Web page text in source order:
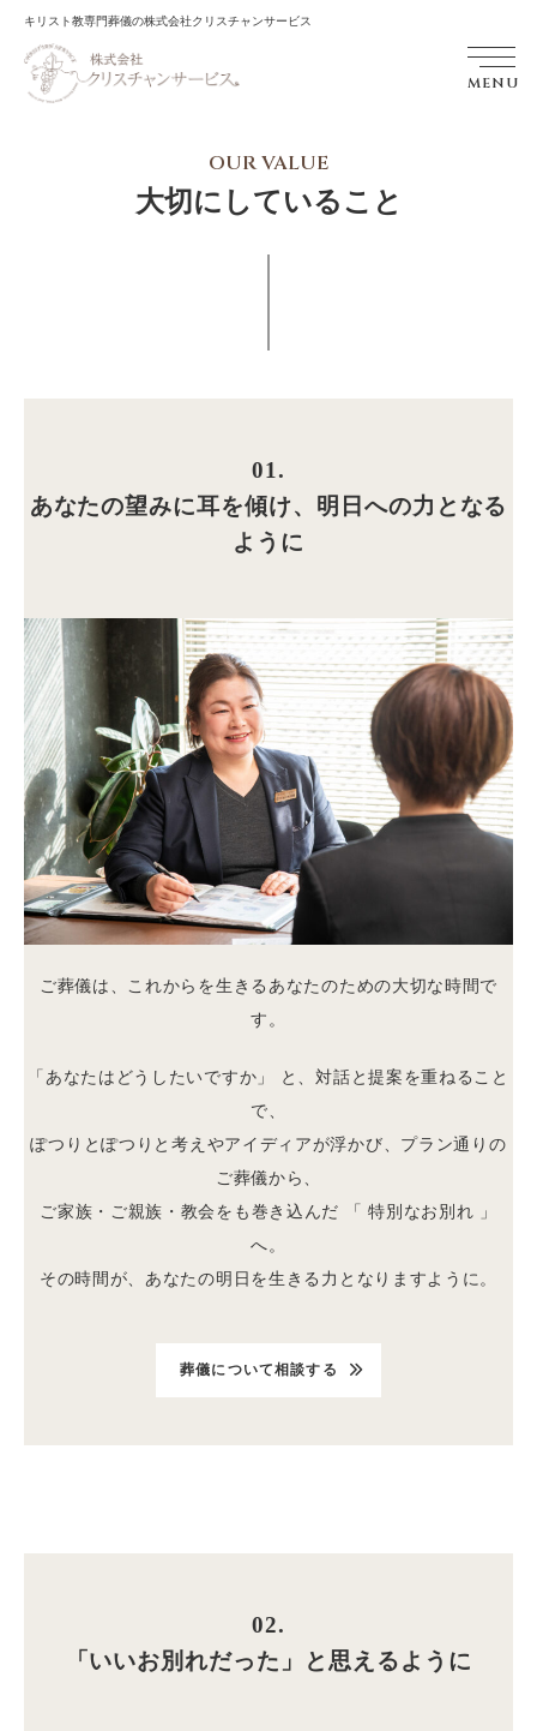
キリスト教専門葬儀の株式会社クリスチャンサービス
MENU
OUR VALUE
大切にしていること
01.
あなたの望みに耳を傾け、明日への力となる
ように
ご葬儀は、これからを生きるあなたのための大切な時間で
す。
「あなたはどうしたいですか」 と、対話と提案を重ねること
で、
ぽつりとぽつりと考えやアイディアが浮かび、プラン通りの
ご葬儀から、
ご家族・ご親族・教会をも巻き込んだ 「 特別なお別れ 」
へ。
その時間が、あなたの明日を生きる力となりますように。
葬儀について相談する
02.
「いいお別れだった」と思えるように